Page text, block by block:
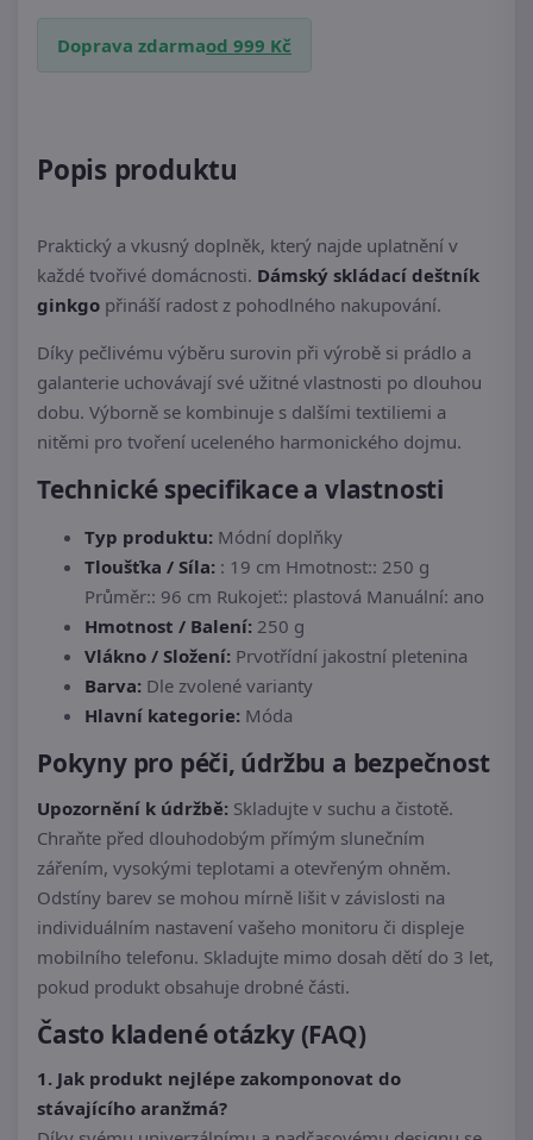
Doprava zdarmaod 999 Kč
Popis produktu
Praktický a vkusný doplněk, který najde uplatnění v
každé tvořivé domácnosti. Dámský skládací deštník
ginkgo přináší radost z pohodlného nakupování.
Díky pečlivému výběru surovin při výrobě si prádlo a
galanterie uchovávají své užitné vlastnosti po dlouhou
dobu. Výborně se kombinuje s dalšími textiliemi a
nitěmi pro tvoření uceleného harmonického dojmu.
Technické specifikace a vlastnosti
Typ produktu: Módní doplňky
Tloušťka / Síla: : 19 cm Hmotnost:: 250 g
Průměr:: 96 cm Rukojeť:: plastová Manuální: ano
Hmotnost / Balení: 250 g
Vlákno / Složení: Prvotřídní jakostní pletenina
Barva: Dle zvolené varianty
Hlavní kategorie: Móda
Pokyny pro péči, údržbu a bezpečnost
Upozornění k údržbě: Skladujte v suchu a čistotě.
Chraňte před dlouhodobým přímým slunečním
zářením, vysokými teplotami a otevřeným ohněm.
Odstíny barev se mohou mírně lišit v závislosti na
individuálním nastavení vašeho monitoru či displeje
mobilního telefonu. Skladujte mimo dosah dětí do 3 let,
pokud produkt obsahuje drobné části.
Často kladené otázky (FAQ)
1. Jak produkt nejlépe zakomponovat do
stávajícího aranžmá?